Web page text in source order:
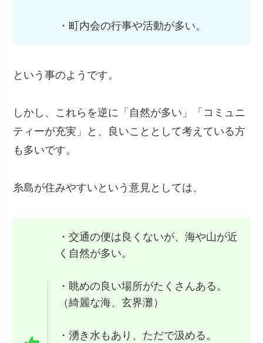
・町内会の行事や活動が多い。
という事のようです。
しかし、これらを逆に「自然が多い」「コミュニ
ティーが充実」と、良いこととして考えている方
も多いです。
糸島が住みやすいという意見としては、
・交通の便は良くないが、海や山が近
く自然が多い。
・眺めの良い場所がたくさんある。
（綺麗な海、玄界灘）
・湧き水もあり、ただで汲める。